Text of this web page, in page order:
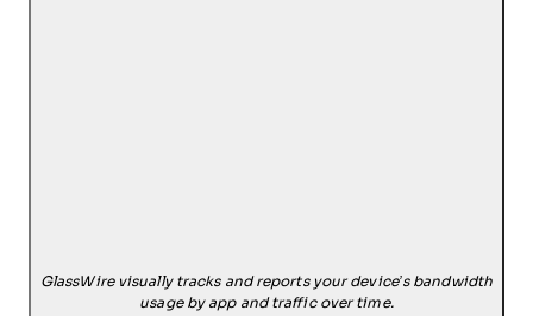
GlassWire visually tracks and reports your device’s bandwidth
usage by app and traffic over time.